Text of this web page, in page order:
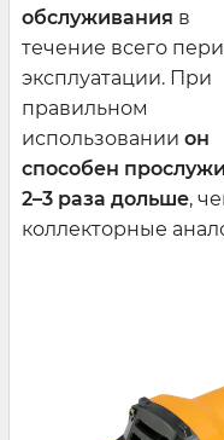
обслуживания в
течение всего
эксплуатации. При
правильном
использовании он
способен
2–3 раза дольше,
коллекторные